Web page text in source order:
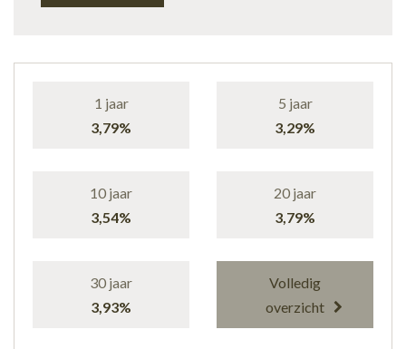
1 jaar
3,79%
5 jaar
3,29%
10 jaar
3,54%
20 jaar
3,79%
30 jaar
3,93%
Volledig
overzicht